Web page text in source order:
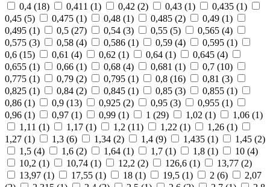
0,4 (18) 0,411 (1) 0,42 (2) 0,43 (1) 0,435 (1)
0,45 (5) 0,475 (1) 0,48 (1) 0,485 (2) 0,49 (1)
0,495 (1) 0,5 (27) 0,54 (3) 0,55 (5) 0,565 (4)
0,575 (3) 0,58 (4) 0,586 (1) 0,59 (4) 0,595 (1)
0,6 (15) 0,61 (4) 0,62 (1) 0,64 (1) 0,645 (4)
0,655 (1) 0,66 (1) 0,68 (4) 0,681 (1) 0,7 (10)
0,775 (1) 0,79 (2) 0,795 (1) 0,8 (16) 0,81 (3)
0,825 (1) 0,84 (2) 0,845 (1) 0,85 (3) 0,855 (1)
0,86 (1) 0,9 (13) 0,925 (2) 0,95 (3) 0,955 (1)
0,96 (1) 0,97 (1) 0,99 (1) 1 (29) 1,02 (1) 1,06 (1)
1,11 (1) 1,17 (1) 1,2 (11) 1,22 (1) 1,26 (1)
1,27 (1) 1,3 (6) 1,34 (2) 1,4 (9) 1,435 (1) 1,45 (2)
1,5 (4) 1,6 (2) 1,64 (1) 1,7 (1) 1,8 (1) 10 (4)
10,2 (1) 10,74 (1) 12,2 (2) 126,6 (1) 13,77 (2)
13,97 (1) 17,55 (1) 18 (1) 19,5 (1) 2 (6)
2,07